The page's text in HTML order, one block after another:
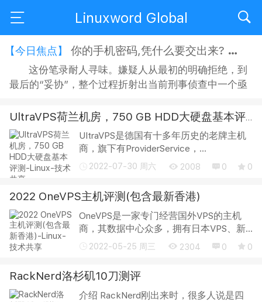
Linuxword Global
【今日焦点】 你的手机密码,凭什么要交出来?
这份笔录耐人寻味。嫌疑人从最初的明确拒绝，到
最后的“妥协”，整个过程折射出当前刑事侦查中一个亟
拒绝？拒绝之后，侦查人员又能采取何种方式“说服”？
在“思想教育”的名义下，嫌疑人的沉默权与隐私权究竟
获得了多大程度的保障？ 智能手机早已不是单纯的通讯
工具，它承...
UltraVPS荷兰机房，750 GB HDD大硬盘基本评测
UltraVPS是德国有十多年历史的老牌主机
商，旗下有ProviderService，
ProviderDienste，ultravps，getkvm等，
户85折》 在文章...
2022-07-30 周六 2008 0 0
2022 OneVPS主机评测(包含最新香港)
OneVPS是一家专门经营国外VPS的主机
商，其数据中心众多，拥有日本VPS、新
加坡VPS、美国VPS、欧洲VPS等众多的产
品，除了支持Linux系统外，还支持
因为其超高的性价比...
2022-05-25 周三 2304 0 0
RackNerd洛杉矶10刀测评
介绍 RackNerd刚出来时，很多人说是四